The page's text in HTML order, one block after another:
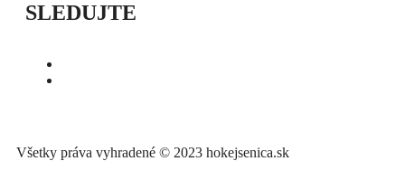
SLEDUJTE
Všetky práva vyhradené © 2023 hokejsenica.sk